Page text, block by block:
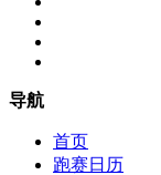
导航
首页
跑赛日历